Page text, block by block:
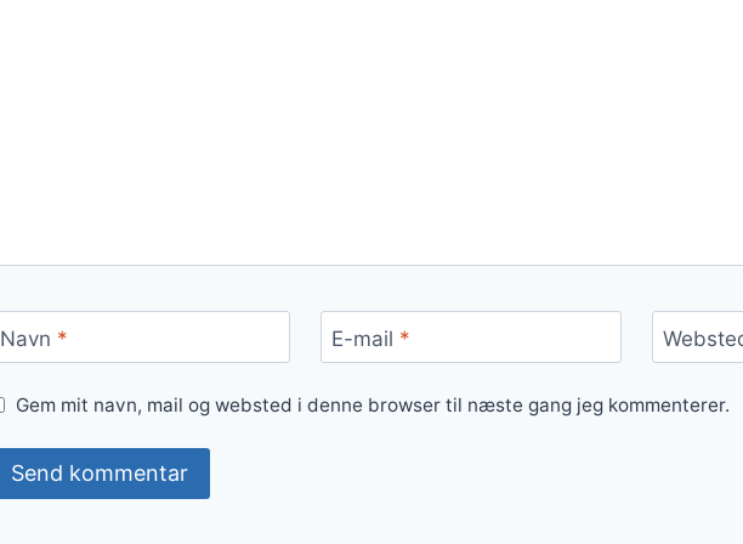
Navn * E-mail *
Gem mit navn, mail og websted i denne browser til næste gang jeg kommenterer.